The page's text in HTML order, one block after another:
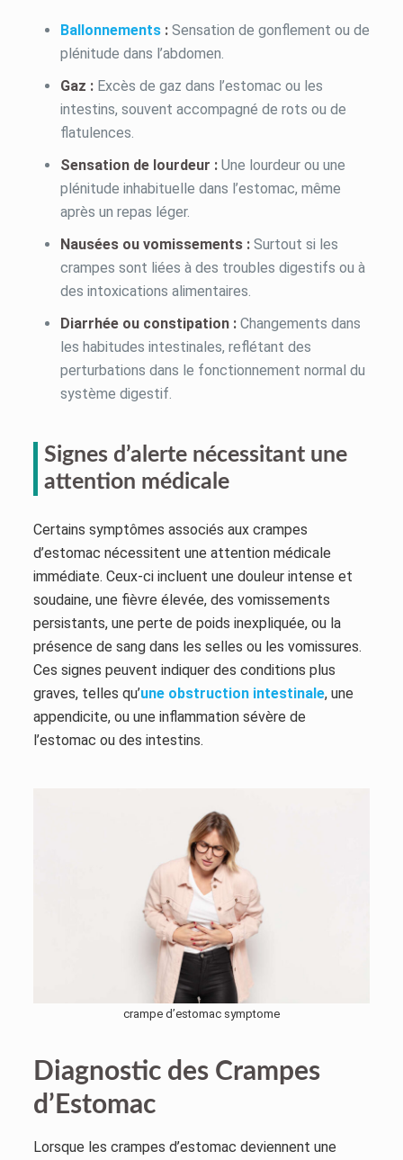
Ballonnements:Sensation de gonflement ou de
plénitude dans l’abdomen.
Gaz :Excès de gaz dans l’estomac ou les
intestins, souvent accompagné de rots ou de
flatulences.
Sensation de lourdeur :Une lourdeur ou une
plénitude inhabituelle dans l’estomac, même
après un repas léger.
Nausées ou vomissements :Surtout si les
crampes sont liées à des troubles digestifs ou à
des intoxications alimentaires.
Diarrhée ou constipation :Changements dans
les habitudes intestinales, reflétant des
perturbations dans le fonctionnement normal du
système digestif.
Signes d’alerte nécessitant une
attention médicale
Certains symptômes associés aux crampes
d’estomac nécessitent une attention médicale
immédiate. Ceux-ci incluent une douleur intense et
soudaine, une fièvre élevée, des vomissements
persistants, une perte de poids inexpliquée, ou la
présence de sang dans les selles ou les vomissures.
Ces signes peuvent indiquer des conditions plus
graves, telles qu’une obstruction intestinale, une
appendicite, ou une inflammation sévère de
l’estomac ou des intestins.
crampe d’estomac symptome
Diagnostic des Crampes
d’Estomac
Lorsque les crampes d’estomac deviennent une